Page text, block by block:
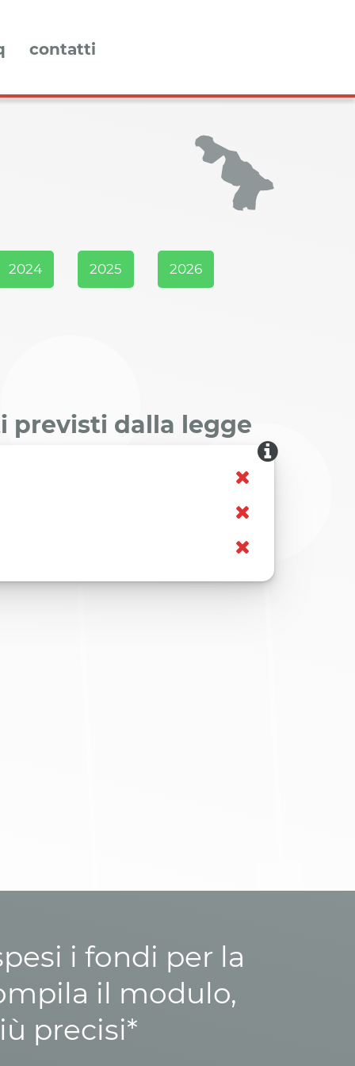
contatti
2024 2025 2026
previsti dalla legge
i fondi per la
il modulo,
precisi*